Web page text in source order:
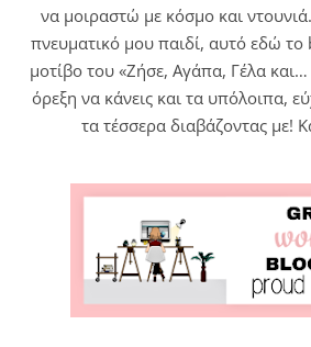
να μοιραστώ με κόσμο και
πνευματικό μου παιδί, αυτό εδώ το
μοτίβο του «Ζήσε, Αγάπα, Γέλα
όρεξη να κάνεις και τα υπόλοιπα,
τα τέσσερα διαβάζοντας με!